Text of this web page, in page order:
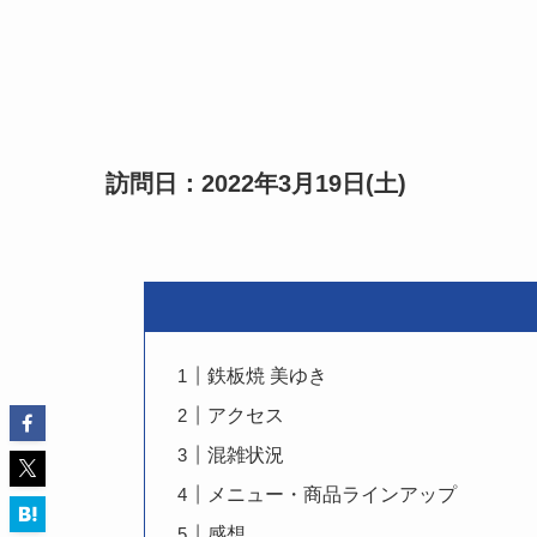
訪問日：2022年3月19日(土)
鉄板焼 美ゆき
アクセス
混雑状況
メニュー・商品ラインアップ